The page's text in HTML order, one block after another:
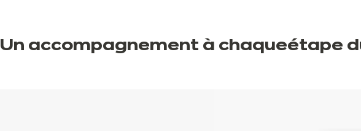
Un accompagnement à chaqueétape